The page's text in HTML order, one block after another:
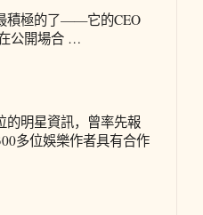
積極的了——它的CEO
公開場合 …
的明星資訊，曾率先報
多位娛樂作者具有合作